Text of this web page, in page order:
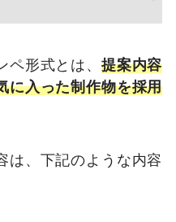
形式とは、 提案内容
に入った制作物を採用
は、下記のような内容